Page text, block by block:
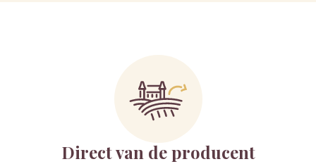
Direct van de producent